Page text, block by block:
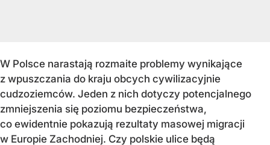
W Polsce narastają rozmaite problemy wynikające
z wpuszczania do kraju obcych cywilizacyjnie
cudzoziemców. Jeden z nich dotyczy potencjalnego
zmniejszenia się poziomu bezpieczeństwa,
co ewidentnie pokazują rezultaty masowej migracji
w Europie Zachodniej. Czy polskie ulice będą